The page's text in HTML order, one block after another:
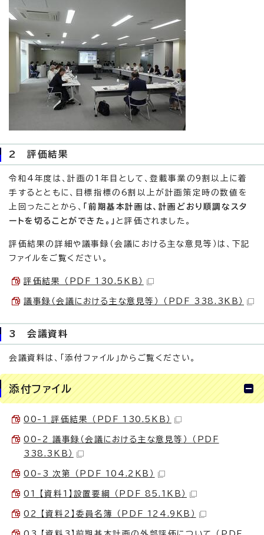
2 評価結果
令和4年度は、計画の1年目として、登載事業の9割以上に着
手するとともに、目標指標の6割以上が計画策定時の数値を
上回ったことから、 「前期基本計画は、計画どおり順調なスタ
ートを切ることができた。」 と評価されました。
評価結果の詳細や議事録（会議における主な意見等）は、下記
ファイルをご覧ください。
評価結果 （PDF 130.5KB）
議事録（会議における主な意見等） （PDF 338.3KB）
3 会議資料
会議資料は、「添付ファイル」からご覧ください。
添付ファイル
00-1_評価結果 （PDF 130.5KB）
00-2_議事録（会議における主な意見等） （PDF
338.3KB）
00-3_次第 （PDF 104.2KB）
01_【資料1】設置要綱 （PDF 85.1KB）
02_【資料2】委員名簿 （PDF 124.9KB）